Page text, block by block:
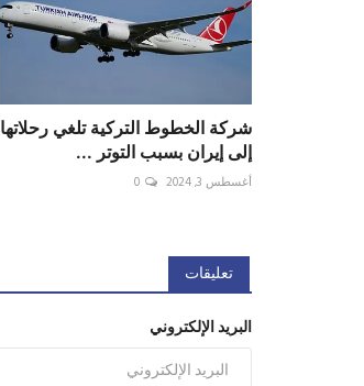
شركة الخطوط التركية تلغي رحلاتها
إلى إيران بسبب التوتر ...
أغسطس 3, 2024 0
تعليقات
البريد الإلكتروني